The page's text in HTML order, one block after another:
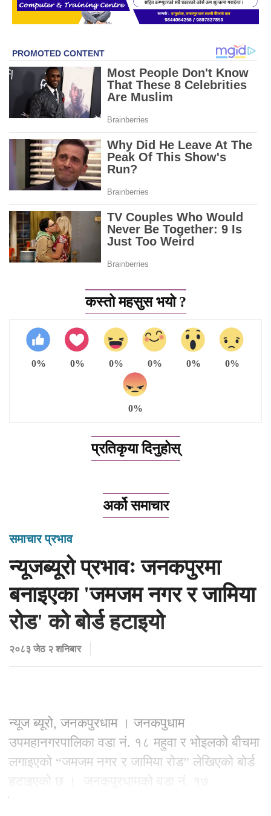
कस्तो महसुस भयो ?
0% 0% 0% 0% 0% 0%
0%
प्रतिकृया दिनुहोस्
अर्को समाचार
समाचार प्रभाव
न्यूजब्यूरो प्रभावः जनकपुरमा
बनाइएका 'जमजम नगर र जामिया
रोड' को बोर्ड हटाइयो
२०८३ जेठ २ शनिबार
न्यूज ब्यूरो, जनकपुरधाम । जनकपुधाम
उपमहानगरपालिका वडा नं. १८ महुवा र भोइलको बीचमा
लगाइएको “जमजम नगर र जामिया रोड” लेखिएको बोर्ड
हटाइएको छ । जनकपुरधामको वडा नं. १७